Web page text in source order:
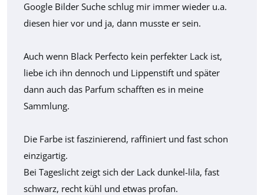
Google Bilder Suche schlug mir immer wieder u.a.
diesen hier vor und ja, dann musste er sein.
Auch wenn Black Perfecto kein perfekter Lack ist,
liebe ich ihn dennoch und Lippenstift und später
dann auch das Parfum schafften es in meine
Sammlung.
Die Farbe ist faszinierend, raffiniert und fast schon
einzigartig.
Bei Tageslicht zeigt sich der Lack dunkel-lila, fast
schwarz, recht kühl und etwas profan.